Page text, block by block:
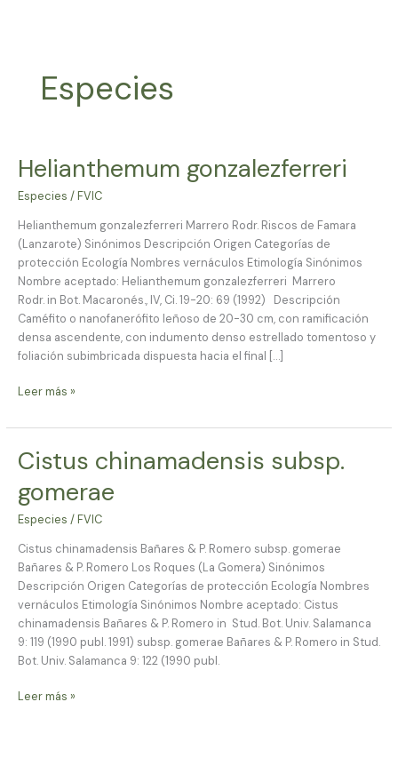
Especies
Helianthemum gonzalezferreri
Especies /FVIC
Helianthemum gonzalezferreri Marrero Rodr. Riscos de Famara
(Lanzarote) Sinónimos Descripción Origen Categorías de
protección Ecología Nombres vernáculos Etimología Sinónimos
Nombre aceptado: Helianthemum gonzalezferreri Marrero
Rodr. in Bot. Macaronés., IV, Ci. 19-20: 69 (1992) Descripción
Caméfito o nanofanerófito leñoso de 20-30 cm, con ramificación
densa ascendente, con indumento denso estrellado tomentoso y
foliación subimbricada dispuesta hacia el final […]
Helianthemum
gonzalezferreri
Leer más »
Cistus chinamadensis subsp.
gomerae
Especies /FVIC
Cistus chinamadensis Bañares & P. Romero subsp. gomerae
Bañares & P. Romero Los Roques (La Gomera) Sinónimos
Descripción Origen Categorías de protección Ecología Nombres
vernáculos Etimología Sinónimos Nombre aceptado: Cistus
chinamadensis Bañares & P. Romero in Stud. Bot. Univ. Salamanca
9: 119 (1990 publ. 1991) subsp. gomerae Bañares & P. Romero in Stud.
Bot. Univ. Salamanca 9: 122 (1990 publ.
Cistus
chinamadensis
subsp.
gomerae
Leer más »